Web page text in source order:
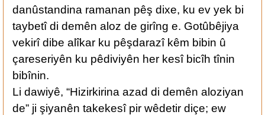
danûstandina ramanan pêş dixe, ku ev yek bi
taybetî di demên aloz de girîng e. Gotûbêjiya
vekirî dibe alîkar ku pêşdarazî kêm bibin û
çareseriyên ku pêdiviyên her kesî bicîh tînin
bibînin.
Li dawiyê, “Hizirkirina azad di demên aloziyan
de” ji şiyanên takekesî pir wêdetir diçe; ew